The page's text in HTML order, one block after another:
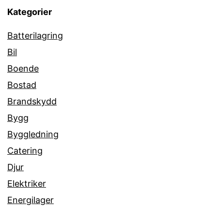
Kategorier
Batterilagring
Bil
Boende
Bostad
Brandskydd
Bygg
Byggledning
Catering
Djur
Elektriker
Energilager